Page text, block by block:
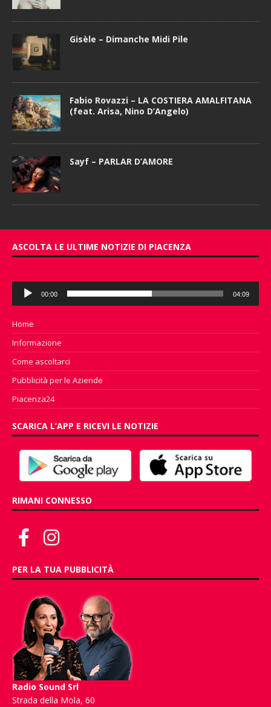
Gisèle – Dimanche Midi Pile
Fabio Rovazzi – LA COSTIERA AMALFITANA
(feat. Arisa, Nino D’Angelo)
Sayf – PARLAR D’AMORE
ASCOLTA LE ULTIME NOTIZIE DI PIACENZA
Audio
Player
00:00 04:09
Home
Informazione
Come ascoltarci
Pubblicità per le Aziende
Piacenza24
SCARICA L’APP E RICEVI LE NOTIZIE
RIMANI CONNESSO
PER LA TUA PUBBLICITÀ
Radio Sound Srl
Strada della Mola, 60